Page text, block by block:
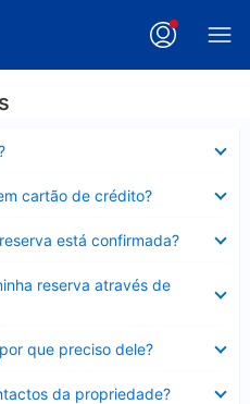
cartão de crédito?
está confirmada?
reserva através de
que preciso dele?
da propriedade?